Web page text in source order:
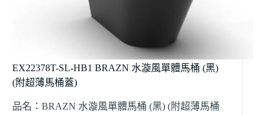
EX22378T-SL-HB1 BRAZN 水漩風單體馬桶 (黑)
(附超薄馬桶蓋)
品名：BRAZN 水漩風單體馬桶 (黑) (附超薄馬桶